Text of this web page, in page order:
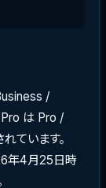
/
Pro は Pro /
ています。
年4月25日時